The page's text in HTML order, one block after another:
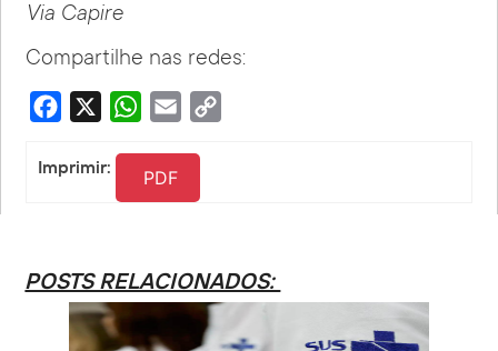
Via Capire
Compartilhe nas redes:
Facebook WhatsApp
Email
Imprimir: PDF
POSTS RELACIONADOS: